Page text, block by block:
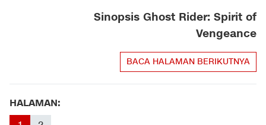
Sinopsis Ghost Rider: Spirit of
Vengeance
BACA HALAMAN BERIKUTNYA
HALAMAN: